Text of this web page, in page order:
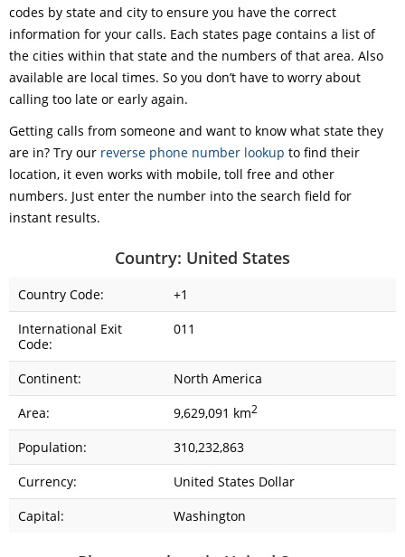
codes by state and city to ensure you have the correct
information for your calls. Each states page contains a list of
the cities within that state and the numbers of that area. Also
available are local times. So you don’t have to worry about
calling too late or early again.
Getting calls from someone and want to know what state they
are in? Try our reverse phone number lookup to find their
location, it even works with mobile, toll free and other
numbers. Just enter the number into the search field for
instant results.
Country: United States
Country Code:
+1
International Exit
Code:
011
Continent:
North America
Area:
9,629,091 km2
Population:
310,232,863
Currency:
United States Dollar
Capital:
Washington